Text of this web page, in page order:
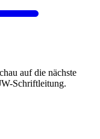
auf die nächste
Schriftleitung.